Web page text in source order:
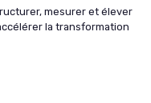
mesurer et élever
la transformation